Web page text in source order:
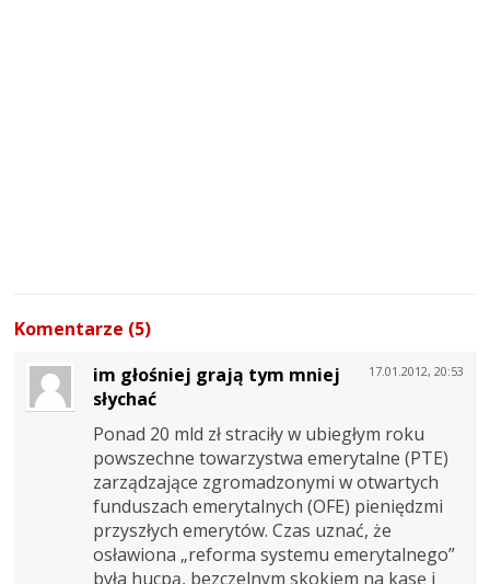
Komentarze (5)
17.01.2012, 20:53
im głośniej grają tym mniej
słychać
Ponad 20 mld zł straciły w ubiegłym roku
powszechne towarzystwa emerytalne (PTE)
zarządzające zgromadzonymi w otwartych
funduszach emerytalnych (OFE) pieniędzmi
przyszłych emerytów. Czas uznać, że
osławiona „reforma systemu emerytalnego”
była hucpą, bezczelnym skokiem na kasę i